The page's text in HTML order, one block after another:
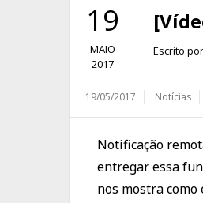
19
MAIO
2017
Escrito por
19/05/2017 Notícias
Notificação
entregar essa
nos mostra